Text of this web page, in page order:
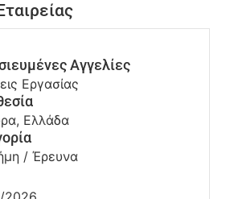
Αγγελίες
Εργασίας
Ελλάδα
/ Έρευνα